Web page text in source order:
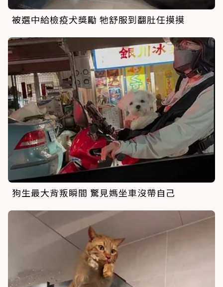
被選中給檢疫犬獎勵 牠舒服到翻肚任摸摸
狗生最大背叛瞬間 驚見媽坐車沒帶自己